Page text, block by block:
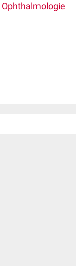
Ophthalmologie